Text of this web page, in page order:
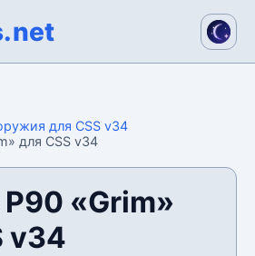
для CSS v34
для CSS v34
«Grim»
v34